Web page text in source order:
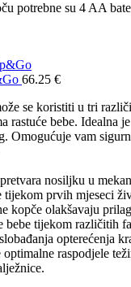
potrebne su 4 AA
66.25 €
se koristiti u tri
rastuće bebe. Idealna
Omogućuje vam
nosiljku u
tijekom prvih mjeseci
kopče olakšavaju
bebe tijekom različitih
opterećenja
optimalne raspodjele